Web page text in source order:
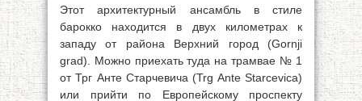
Этот архитектурный ансамбль в стиле
барокко находится в двух километрах к
западу от района Верхний город (Gornji
grad). Можно приехать туда на трамвае № 1
от Трг Анте Старчевича (Trg Ante Starcevica)
или прийти по Европейскому проспекту